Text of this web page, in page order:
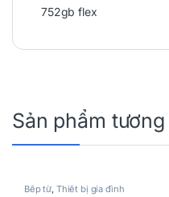
752gb flex
Sản phẩm
Bếp từ, Thiết bị gia đình